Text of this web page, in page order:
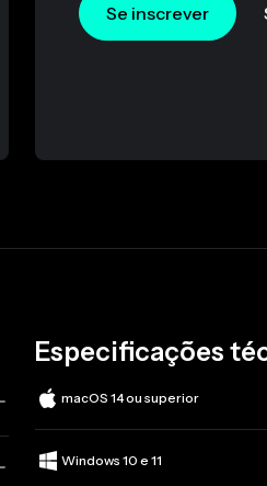
Se inscrever
Especificações
macOS 14 ou superior
Windows 10 e 11